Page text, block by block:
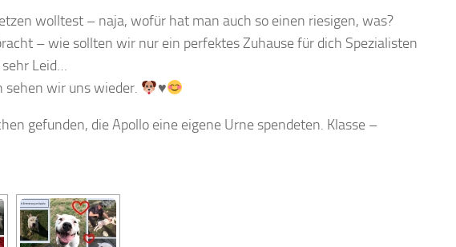
wolltest – naja, wofür hat man auch so einen riesigen, was?
– wie sollten wir nur ein perfektes Zuhause für dich Spezialisten
Leid…
sehen wir uns wieder.
♥
gefunden, die Apollo eine eigene Urne spendeten. Klasse –